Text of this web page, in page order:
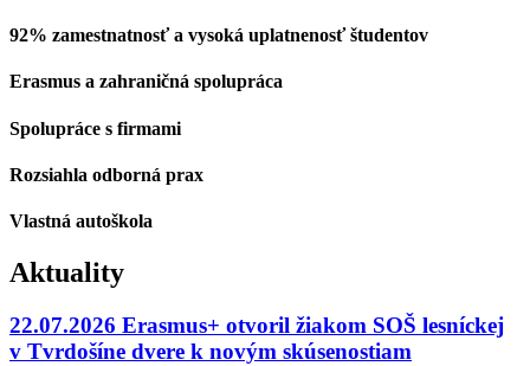
92% zamestnatnosť a vysoká uplatnenosť študentov
Erasmus a zahraničná spolupráca
Spolupráce s firmami
Rozsiahla odborná prax
Vlastná autoškola
Aktuality
22.07.2026 Erasmus+ otvoril žiakom SOŠ lesníckej
v Tvrdošíne dvere k novým skúsenostiam